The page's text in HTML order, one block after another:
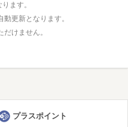
ます。
更新となります。
けません。
プラスポイント